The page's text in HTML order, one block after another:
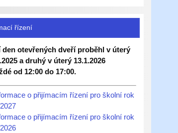
řízení
den otevřených dveří proběhl v úterý
a druhý v úterý 13.1.2026
od 12:00 do 17:00.
o přijímacím řízení pro školní rok
o přijímacím řízení pro školní rok